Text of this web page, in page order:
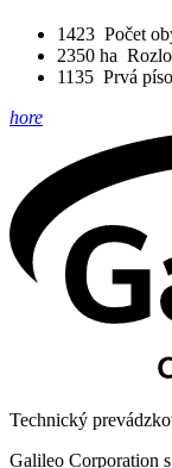
1423 Počet
2350 ha
1135 Prvá
hore
Technický
Galileo Corporation